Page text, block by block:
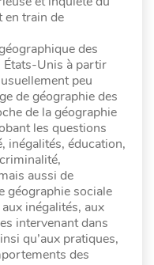
en train de
des
États-Unis à partir
peu
de géographie des
de la géographie
les questions
inégalités, éducation,
aussi de
géographie sociale
inégalités, aux
intervenant dans
qu’aux pratiques,
des